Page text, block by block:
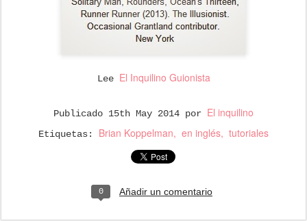
Lee El Inquilino Guionista
Publicado 15th May 2014 por El inquilino
Etiquetas: Brian Koppelman en inglés tutoriales
0 Añadir un comentario